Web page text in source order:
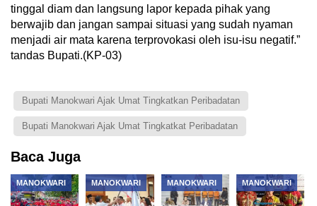
tinggal diam dan langsung lapor kepada pihak yang
berwajib dan jangan sampai situasi yang sudah nyaman
menjadi air mata karena terprovokasi oleh isu-isu negatif.”
tandas Bupati.(KP-03)
Bupati Manokwari Ajak Umat Tingkatkan Peribadatan
Bupati Manokwari Ajak Umat Tingkatkat Peribadatan
Baca Juga
MANOKWARI MANOKWARI MANOKWARI MANOKWARI